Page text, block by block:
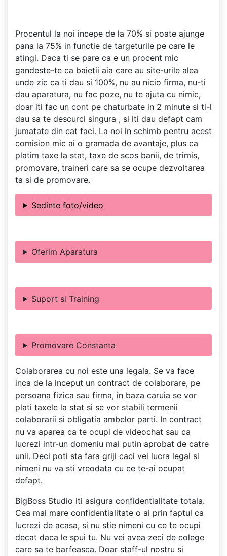
Procentul la noi incepe de la 70% si poate ajunge
pana la 75% in functie de targeturile pe care le
atingi. Daca ti se pare ca e un procent mic
gandeste-te ca baietii aia care au site-urile alea
unde zic ca ti dau si 100%, nu au nicio firma, nu-ti
dau aparatura, nu fac poze, nu te ajuta cu nimic,
doar iti fac un cont pe chaturbate in 2 minute si ti-l
dau sa te descurci singura , si iti dau defapt cam
jumatate din cat faci. La noi in schimb pentru acest
comision mic ai o gramada de avantaje, plus ca
platim taxe la stat, taxe de scos banii, de trimis,
promovare, traineri care sa se ocupe dezvoltarea
ta si de promovare.
Sedinte foto/video
Oferim Aparatura
Suport si Training
Promovare Constanta
Colaborarea cu noi este una legala. Se va face
inca de la inceput un contract de colaborare, pe
persoana fizica sau firma, in baza caruia se vor
plati taxele la stat si se vor stabili termenii
colaborarii si obligatia ambelor parti. In contract
nu va aparea ca te ocupi de videochat sau ca
lucrezi intr-un domeniu mai putin aprobat de catre
unii. Deci poti sta fara griji caci vei lucra legal si
nimeni nu va sti vreodata cu ce te-ai ocupat
defapt.
BigBoss Studio iti asigura confidentialitate totala.
Cea mai mare confidentialitate o ai prin faptul ca
lucrezi de acasa, si nu stie nimeni cu ce te ocupi
decat daca le spui tu. Nu vei avea zeci de colege
care sa te barfeasca. Doar staff-ul nostru si